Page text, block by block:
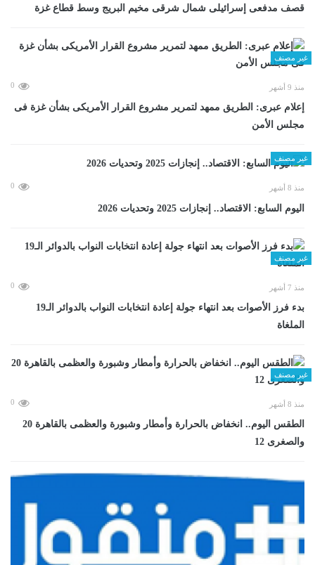
قصف مدفعى إسرائيلى شمال شرقى مخيم البريج وسط قطاع غزة
غير مصنف
منذ 9 أشهر 0
إعلام عبرى: الطريق ممهد لتمرير مشروع القرار الأمريكى بشأن غزة فى
مجلس الأمن
غير مصنف
منذ 8 أشهر 0
اليوم السابع: الاقتصاد.. إنجازات 2025 وتحديات 2026
غير مصنف
منذ 7 أشهر 0
بدء فرز الأصوات بعد انتهاء جولة إعادة انتخابات النواب بالدوائر الـ19
الملغاة
غير مصنف
منذ 8 أشهر 0
الطقس اليوم.. انخفاض بالحرارة وأمطار وشبورة والعظمى بالقاهرة 20
والصغرى 12